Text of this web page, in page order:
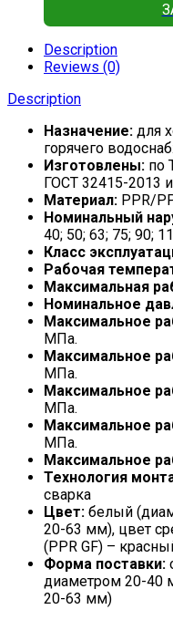
Description
Reviews (0)
Description
Назначение: для
горячего
Изготовлены: по
ГОСТ 32415-2013
Материал: PPR/
Номинальный
40; 50; 63; 75; 90;
Класс
Рабочая
Максимальная
Номинальное
Максимальное
МПа.
Максимальное
МПа.
Максимальное
МПа.
Максимальное
МПа.
Максимальное
Технология
сварка
Цвет: белый
20-63 мм), цвет
(PPR GF) –
Форма поставки:
диаметром 20-40
20-63 мм)